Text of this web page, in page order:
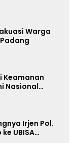
Warga
Keamanan
Nasional
Irjen Pol.
UBISA